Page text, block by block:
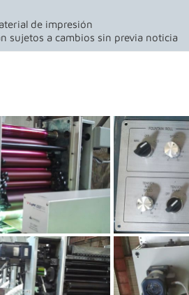
de impresión
sujetos a cambios sin previa noticia